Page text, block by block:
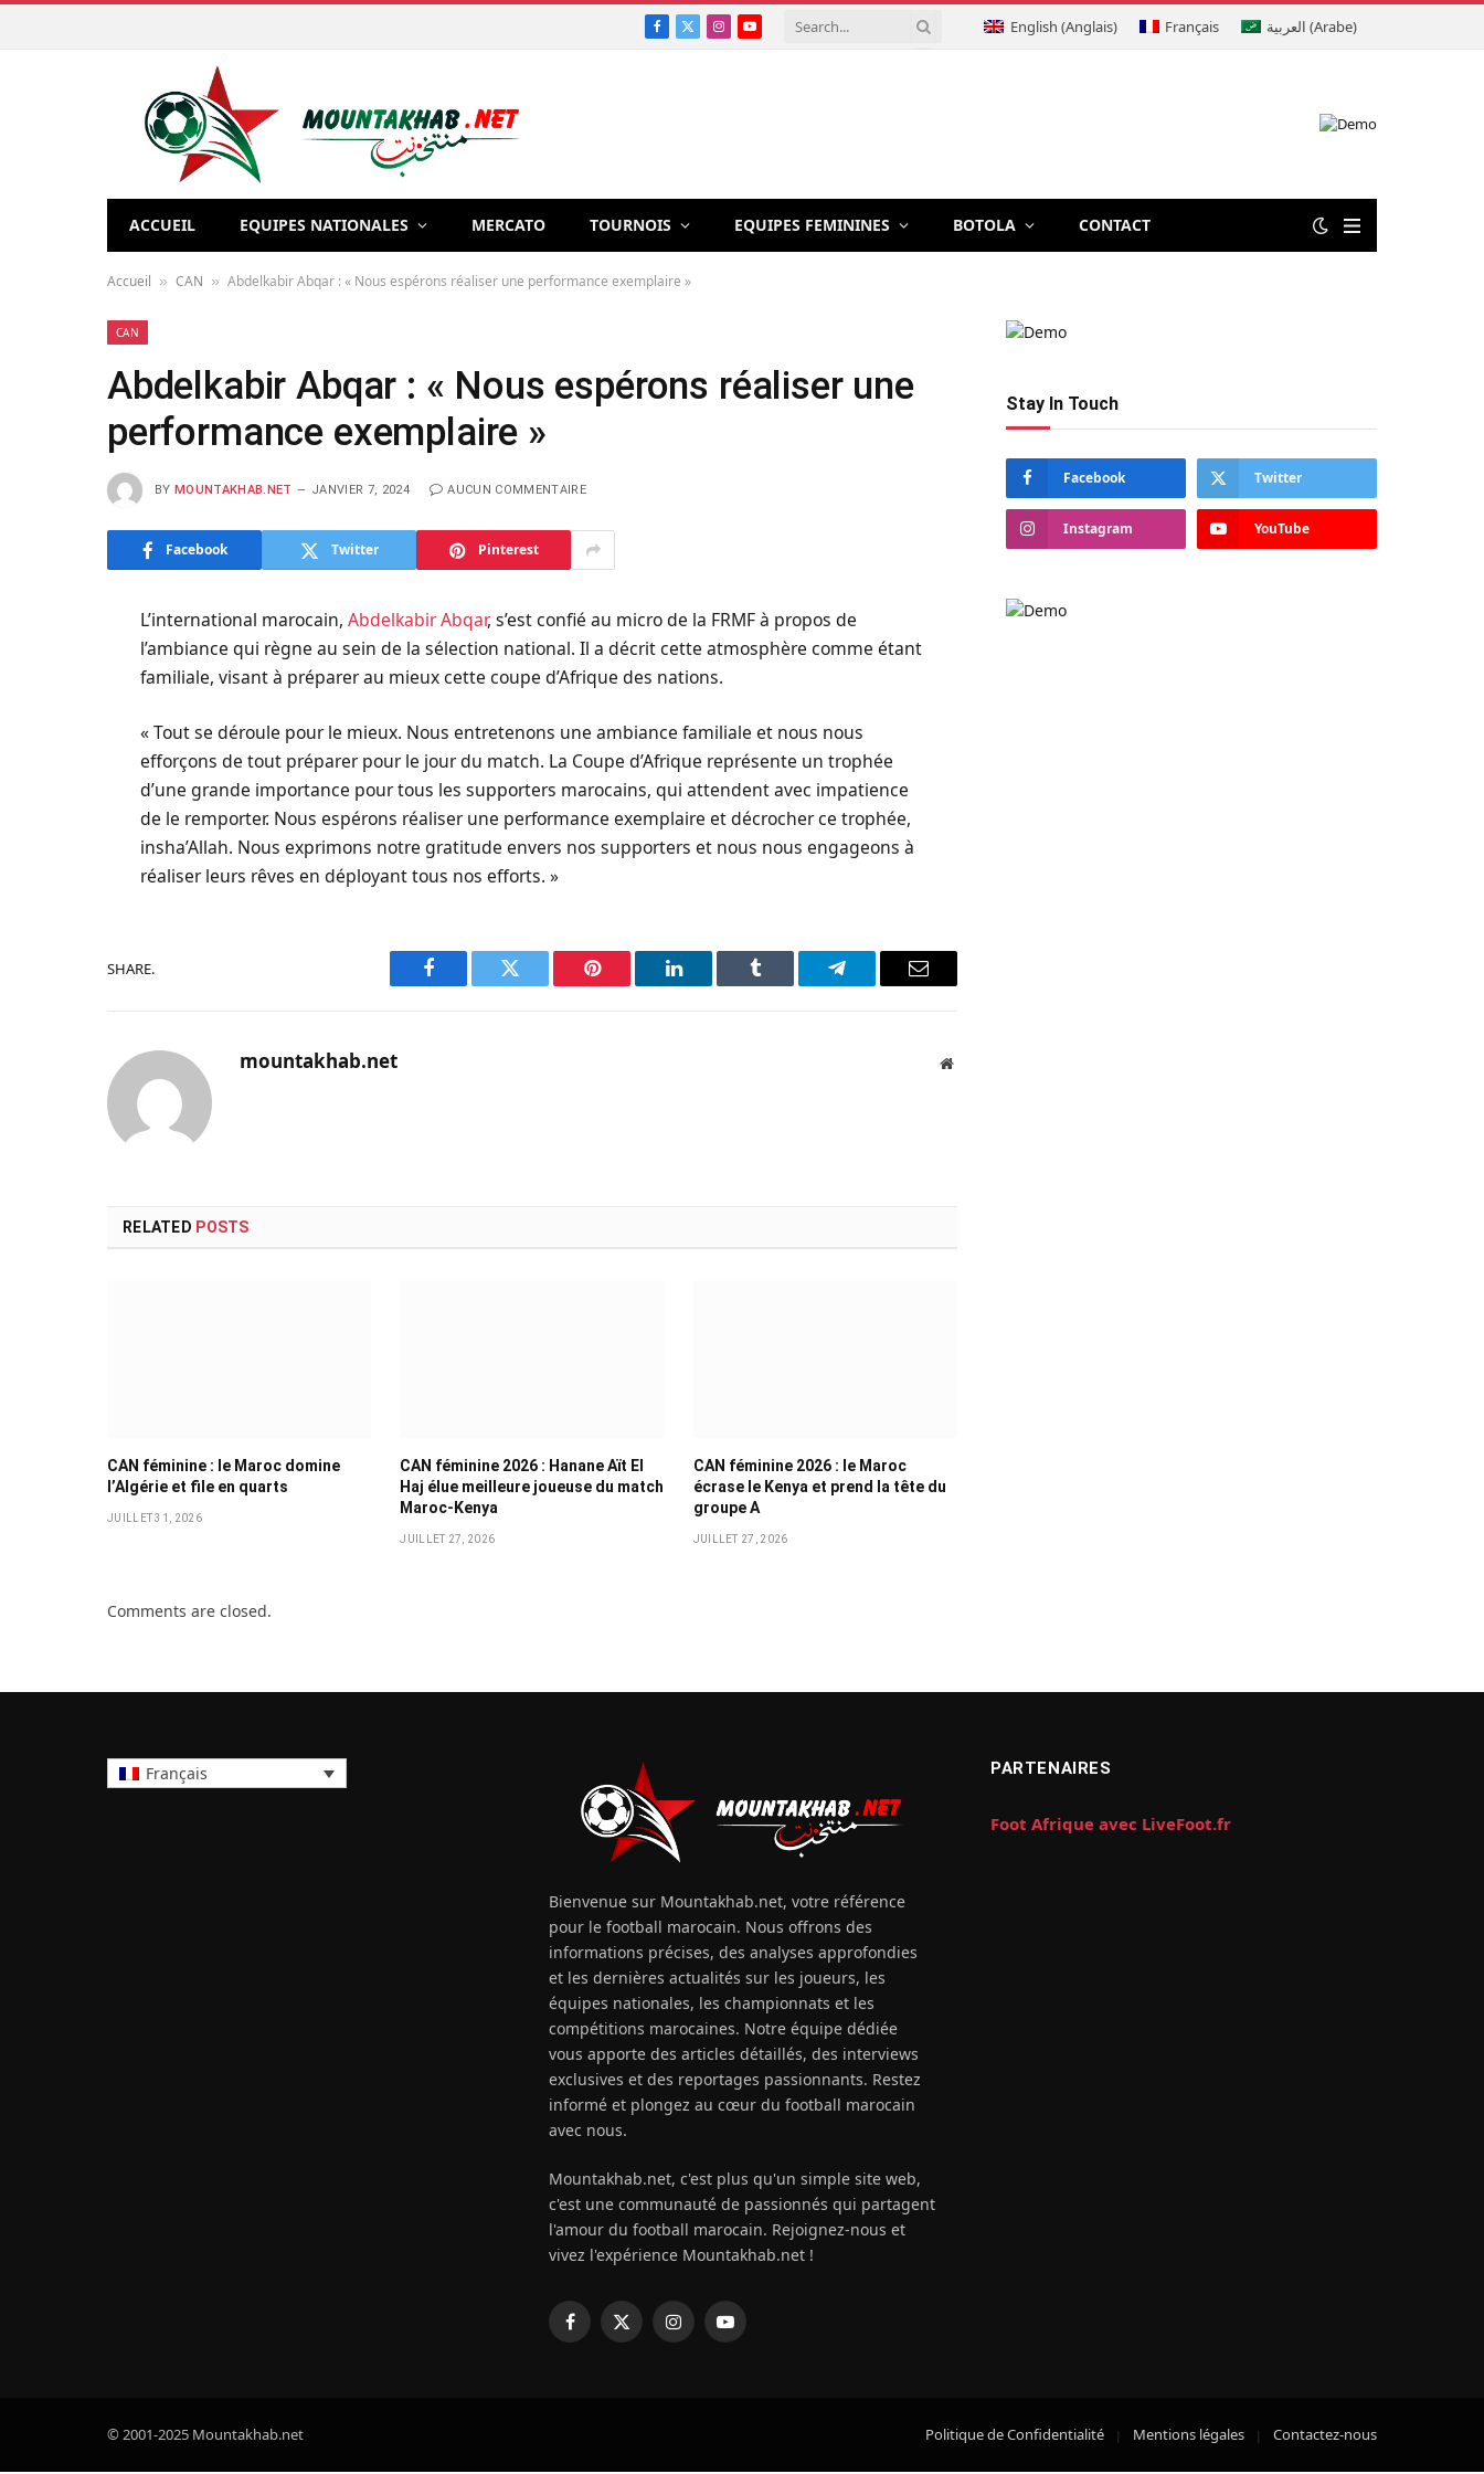
Facebook
X
Instagram
YouTube English (Anglais) Français العربية (Arabe)
ACCUEIL EQUIPES NATIONALES MERCATO TOURNOIS EQUIPES FEMININES BOTOLA CONTACT
Accueil » CAN » Abdelkabir Abqar : « Nous espérons réaliser une performance exemplaire »
CAN
Abdelkabir Abqar : « Nous espérons réaliser une
performance exemplaire »
BY MOUNTAKHAB.NET JANVIER 7, 2024 AUCUN COMMENTAIRE
Facebook Twitter Pinterest
L’international marocain,Abdelkabir Abqar, s’est confié au micro de la FRMF à propos de
l’ambiance qui règne au sein de la sélection national. Il a décrit cette atmosphère comme étant
familiale, visant à préparer au mieux cette coupe d’Afrique des nations.
« Tout se déroule pour le mieux. Nous entretenons une ambiance familiale et nous nous
efforçons de tout préparer pour le jour du match. La Coupe d’Afrique représente un trophée
d’une grande importance pour tous les supporters marocains, qui attendent avec impatience
de le remporter. Nous espérons réaliser une performance exemplaire et décrocher ce trophée,
insha’Allah. Nous exprimons notre gratitude envers nos supporters et nous nous engageons à
réaliser leurs rêves en déployant tous nos efforts. »
SHARE.
Facebook Twitter Pinterest LinkedIn Tumblr Telegram Email
mountakhab.net Website
RELATED POSTS
CAN féminine : le Maroc domine
l’Algérie et file en quarts
JUILLET 31, 2026
CAN féminine 2026 : Hanane Aït El
Haj élue meilleure joueuse du match
Maroc-Kenya
JUILLET 27, 2026
CAN féminine 2026 : le Maroc
écrase le Kenya et prend la tête du
groupe A
JUILLET 27, 2026
Comments are closed.
Stay In Touch
Facebook Twitter
Instagram YouTube
Français
Bienvenue sur Mountakhab.net, votre référence
pour le football marocain. Nous offrons des
informations précises, des analyses approfondies
et les dernières actualités sur les joueurs, les
équipes nationales, les championnats et les
compétitions marocaines. Notre équipe dédiée
vous apporte des articles détaillés, des interviews
exclusives et des reportages passionnants. Restez
informé et plongez au cœur du football marocain
avec nous.
Mountakhab.net, c'est plus qu'un simple site web,
c'est une communauté de passionnés qui partagent
l'amour du football marocain. Rejoignez-nous et
vivez l'expérience Mountakhab.net !
Facebook
X
InstagramYouTube
PARTENAIRES
Foot Afrique avec LiveFoot.fr
© 2001-2025 Mountakhab.net Politique de Confidentialité Mentions légales Contactez-nous